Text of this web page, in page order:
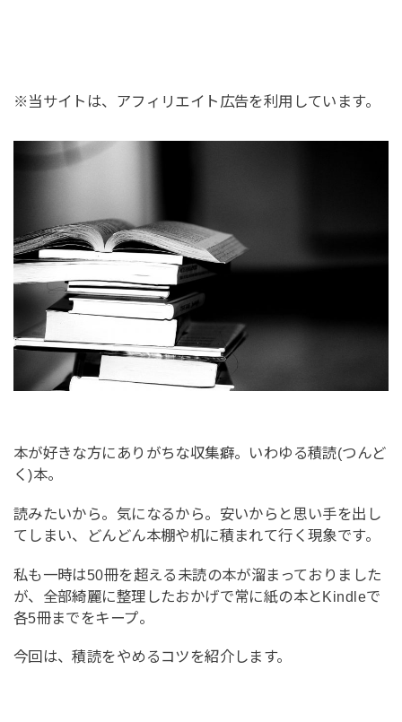
※当サイトは、アフィリエイト広告を利用しています。
本が好きな方にありがちな収集癖。いわゆる積読(つんど
く)本。
読みたいから。気になるから。安いからと思い手を出し
てしまい、どんどん本棚や机に積まれて行く現象です。
私も一時は50冊を超える未読の本が溜まっておりました
が、全部綺麗に整理したおかげで常に紙の本とKindleで
各5冊までをキープ。
今回は、積読をやめるコツを紹介します。